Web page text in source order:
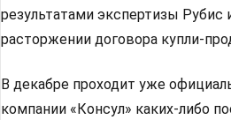
результатами экспертизы
расторжении договора купли-
В декабре проходит уже
компании «Консул» каких-либо